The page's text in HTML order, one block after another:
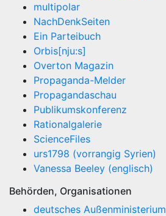
multipolar
NachDenkSeiten
Ein Parteibuch
Orbis[nju:s]
Overton Magazin
Propaganda-Melder
Propagandaschau
Publikumskonferenz
Rationalgalerie
ScienceFiles
urs1798 (vorrangig Syrien)
Vanessa Beeley (englisch)
Behörden, Organisationen
deutsches Außenministerium